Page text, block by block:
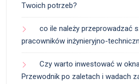
Twoich potrzeb?
co ile należy przeprowadzać
pracowników inżynieryjno-
Czy warto inwestować w
Przewodnik po zaletach i wadach